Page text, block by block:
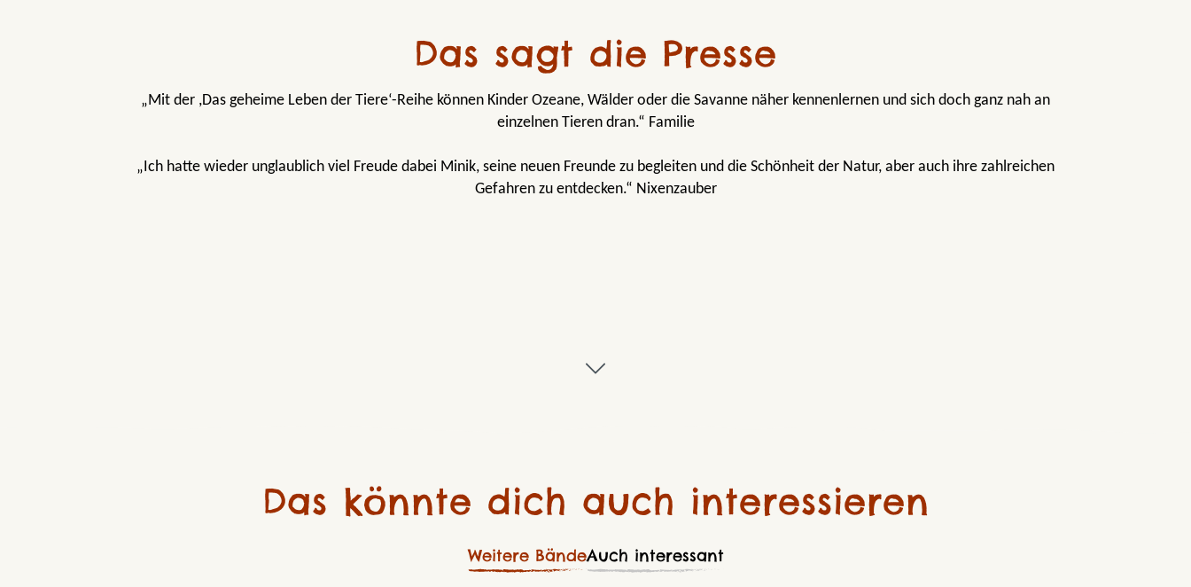
Das sagt die Presse
„Mit der ,Das geheime Leben der Tiere‘-Reihe können Kinder Ozeane, Wälder oder die Savanne näher kennenlernen und sich doch ganz nah an
einzelnen Tieren dran.“ Familie
„Ich hatte wieder unglaublich viel Freude dabei Minik, seine neuen Freunde zu begleiten und die Schönheit der Natur, aber auch ihre zahlreichen
Gefahren zu entdecken.“ Nixenzauber
Das könnte dich auch interessieren
Weitere BändeAuch interessant